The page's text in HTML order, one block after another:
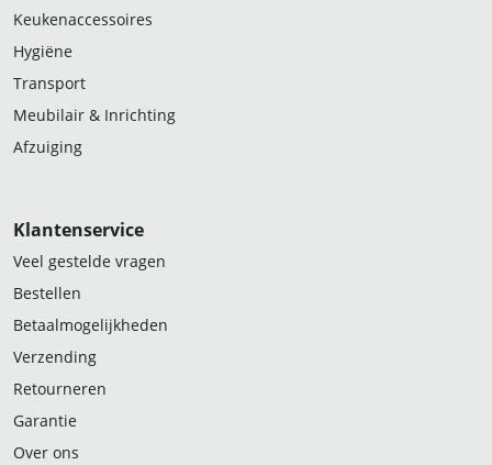
Keukenaccessoires
Hygiëne
Transport
Meubilair & Inrichting
Afzuiging
Klantenservice
Veel gestelde vragen
Bestellen
Betaalmogelijkheden
Verzending
Retourneren
Garantie
Over ons